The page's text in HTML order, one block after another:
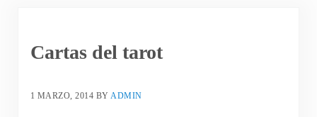
Cartas del tarot
1 MARZO, 2014 BY ADMIN